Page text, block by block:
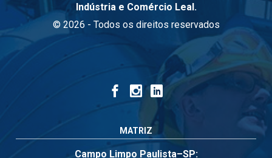
Indústria e Comércio Leal.
© 2026 - Todos os direitos reservados
MATRIZ
Campo Limpo Paulista–SP: